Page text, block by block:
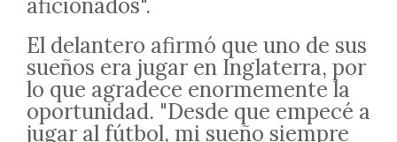
aficionados".
El delantero afirmó que uno de sus
sueños era jugar en Inglaterra, por
lo que agradece enormemente la
oportunidad. "Desde que empecé a
jugar al fútbol, mi sueño siempre